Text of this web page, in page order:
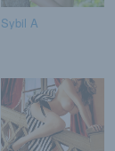
Sybil A